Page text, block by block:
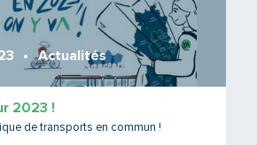
Actualités
2023 !
de transports en commun !